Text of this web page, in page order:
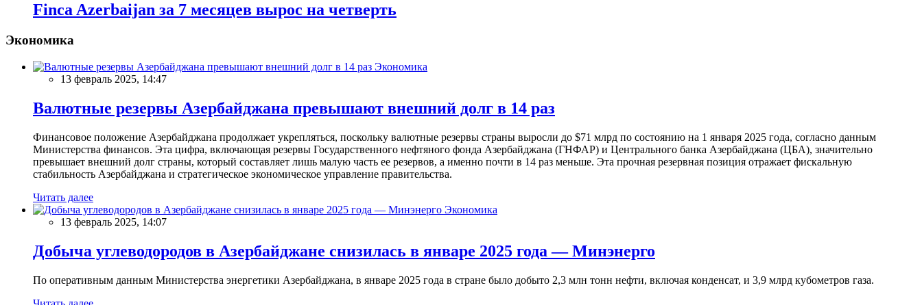
Finca Azerbaijan за 7 месяцев вырос на четверть
Экономика
Экономика
13 февраль 2025, 14:47
Валютные резервы Азербайджана превышают внешний долг в 14 раз
Финансовое положение Азербайджана продолжает укрепляться, поскольку валютные резервы страны выросли до $71 млрд по состоянию на 1 января 2025 года, согласно данным
Министерства финансов. Эта цифра, включающая резервы Государственного нефтяного фонда Азербайджана (ГНФАР) и Центрального банка Азербайджана (ЦБА), значительно
превышает внешний долг страны, который составляет лишь малую часть ее резервов, а именно почти в 14 раз меньше. Эта прочная резервная позиция отражает фискальную
стабильность Азербайджана и стратегическое экономическое управление правительства.
Читать далее
Экономика
13 февраль 2025, 14:07
Добыча углеводородов в Азербайджане снизилась в январе 2025 года — Минэнерго
По оперативным данным Министерства энергетики Азербайджана, в январе 2025 года в стране было добыто 2,3 млн тонн нефти, включая конденсат, и 3,9 млрд кубометров газа.